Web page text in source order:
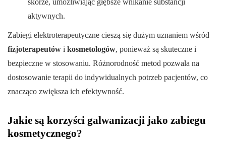
skórze, umożliwiając głębsze wnikanie substancji
aktywnych.
Zabiegi elektroterapeutyczne cieszą się dużym uznaniem wśród
fizjoterapeutów i kosmetologów, ponieważ są skuteczne i
bezpieczne w stosowaniu. Różnorodność metod pozwala na
dostosowanie terapii do indywidualnych potrzeb pacjentów, co
znacząco zwiększa ich efektywność.
Jakie są korzyści galwanizacji jako zabiegu
kosmetycznego?